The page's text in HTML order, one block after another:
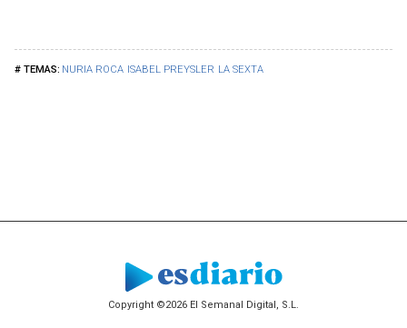
NURIA ROCA ISABEL PREYSLER LA SEXTA
Copyright ©2026 El Semanal Digital, S.L.